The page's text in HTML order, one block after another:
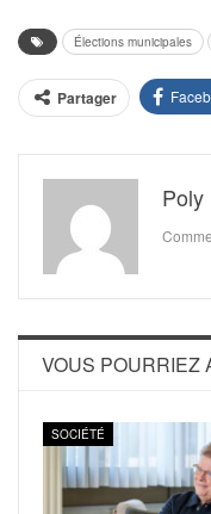
Élections municipales
Partager
Poly
VOUS POURRIEZ
SOCIÉTÉ